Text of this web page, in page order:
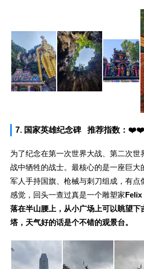
7. 国家英雄纪念碑 推荐指数 ：
为了纪念在第一次世界大战、第二次世
战中牺牲的战士。最核心的是一座巨大
军人手持国旗、枪械与刺刀组成，有点
感觉，回头一查过真是一个雕塑家Felix
落在半山腰上，从小广场上可以眺望下
塔，天气好的话是个不错的观景台。